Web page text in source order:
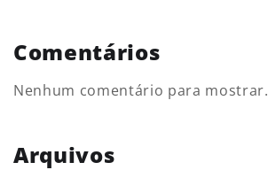
Comentários
Nenhum comentário para mostrar.
Arquivos